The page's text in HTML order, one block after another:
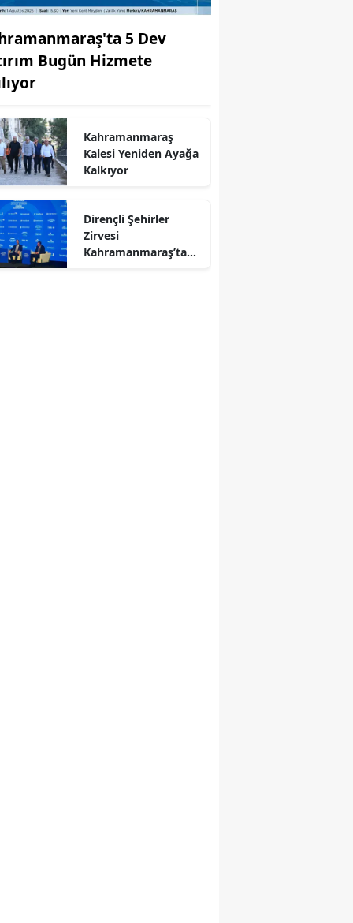
5 Dev
Bugün Hizmete
Kahramanmaraş
Kalesi Yeniden Ayağa
Kalkıyor
Dirençli Şehirler
Zirvesi
Kahramanmaraş’ta